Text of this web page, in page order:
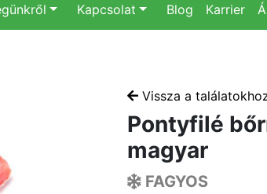
Kapcsolat Blog Karrier
Vissza a
Pontyfilé
magyar
FAGYOS